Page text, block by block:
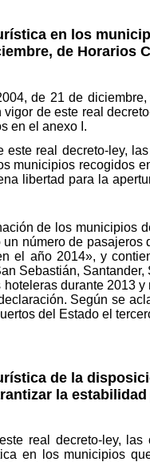
en los
de Horarios
de 21 de
de este real
en el anexo I.
real decreto-ley,
municipios recogidos
libertad para la
de los municipios
número de pasajeros
el año 2014», y
Sebastián,
durante 2013
Según se
del Estado el
de la
la
real decreto-ley, las
en los municipios